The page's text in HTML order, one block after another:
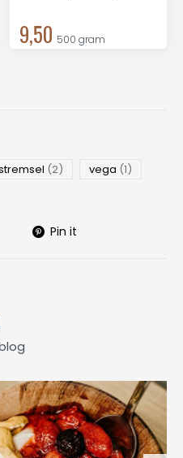
9,50 500 gram
(2) vega (1)
Pin it